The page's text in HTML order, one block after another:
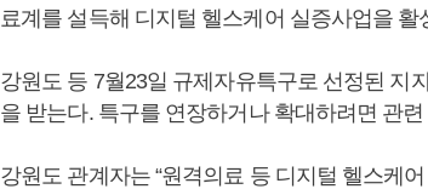
료계를 설득해 디지털 헬스케어 실증사업을 활
강원도 등 7월23일 규제자유특구로 선정된 지
을 받는다. 특구를 연장하거나 확대하려면 관
강원도 관계자는 “원격의료 등 디지털 헬스케